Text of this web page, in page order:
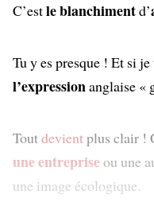
C’estle blanchimentd’
Tu y es presque ! Et si
l’expressionanglaise «
Toutdevientplus clair !
une entrepriseou une
une image écologique.